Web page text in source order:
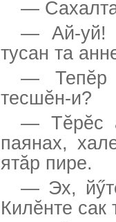
—
— Ай-уй!
тусан та
— Тепĕр
тесшĕн-и?
— Тĕрĕс
паянах,
ятăр пире.
— Эх,
Килĕнте сак